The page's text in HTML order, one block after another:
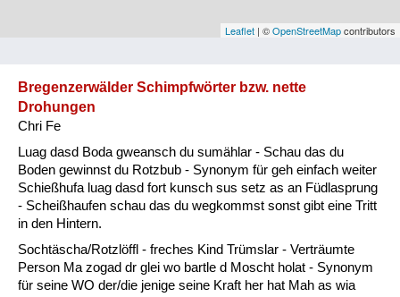
Vorarlberg
Natur und Landwirtschaft
Fluchen und Reden
Schmankerln und
Kulinarisches
Leaflet | ©OpenStreetMapcontributors
Bregenzerwälder Schimpfwörter bzw. nette
Drohungen
Chri Fe
Luag dasd Boda gweansch du sumählar - Schau das du
Boden gewinnst du Rotzbub - Synonym für geh einfach weiter
Schießhufa luag dasd fort kunsch sus setz as an Füdlasprung
- Scheißhaufen schau das du wegkommst sonst gibt eine Tritt
in den Hintern.
Sochtäscha/Rotzlöffl - freches Kind Trümslar - Verträumte
Person Ma zogad dr glei wo bartle d Moscht holat - Synonym
für seine WO der/die jenige seine Kraft her hat Mah as wia